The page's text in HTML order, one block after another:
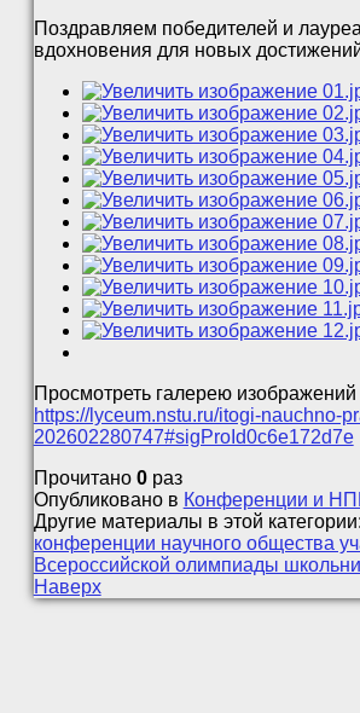
Поздравляем победителей и
вдохновения для новых
Просмотреть галерею изображений
https://lyceum.nstu.ru/itogi-nauchno-
202602280747#sigProId0c6e172d7e
Прочитано 0раз
Опубликовано в Конференции и
Другие материалы в этой категории:
конференции научного общества
Всероссийской олимпиады
Наверх